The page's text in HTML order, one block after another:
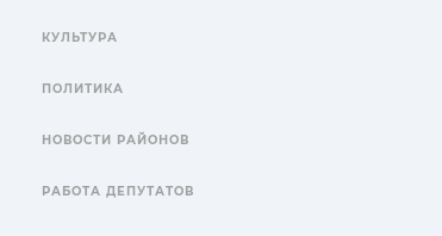
КУЛЬТУРА
ПОЛИТИКА
НОВОСТИ РАЙОНОВ
РАБОТА ДЕПУТАТОВ